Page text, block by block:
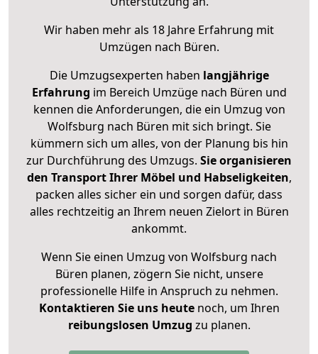
Wir haben mehr als 18 Jahre Erfahrung mit
Umzügen nach Büren.
Die Umzugsexperten haben langjährige
Erfahrung im Bereich Umzüge nach Büren und
kennen die Anforderungen, die ein Umzug von
Wolfsburg nach Büren mit sich bringt. Sie
kümmern sich um alles, von der Planung bis hin
zur Durchführung des Umzugs. Sie organisieren
den Transport Ihrer Möbel und Habseligkeiten,
packen alles sicher ein und sorgen dafür, dass
alles rechtzeitig an Ihrem neuen Zielort in Büren
ankommt.
Wenn Sie einen Umzug von Wolfsburg nach
Büren planen, zögern Sie nicht, unsere
professionelle Hilfe in Anspruch zu nehmen.
Kontaktieren Sie uns heutenoch, um Ihren
reibungslosen Umzug zu planen.